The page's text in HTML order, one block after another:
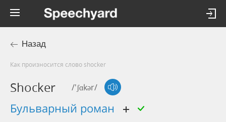
Назад
Как произносится слово shocker
Shocker /'ʃɑkər/
бульварный роман